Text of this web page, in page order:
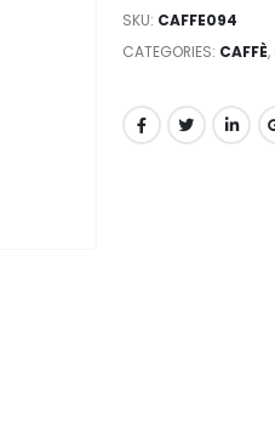
SKU: CAFFE094
CATEGORIES: CAFFÈ,